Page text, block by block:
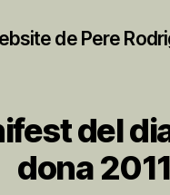
de Pere
del
dona 2011
P
o
r